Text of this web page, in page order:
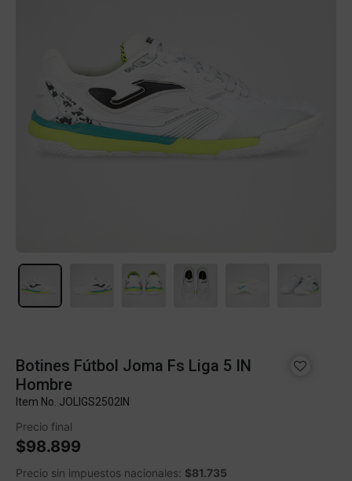
Botines Fútbol Joma Fs Liga 5 IN
Hombre
Item No. JOLIGS2502IN
Precio final
$98.899
Precio sin impuestos nacionales: $81.735